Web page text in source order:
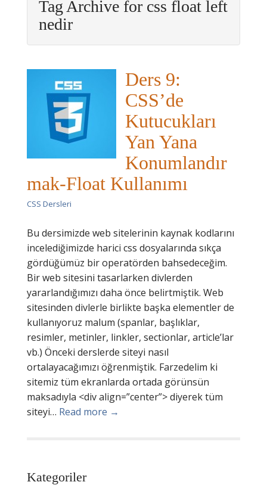
Tag Archive for css float left
nedir
Ders 9:
CSS’de
Kutucukları
Yan Yana
Konumlandır
mak-Float Kullanımı
CSS Dersleri
Bu dersimizde web sitelerinin kaynak kodlarını
incelediğimizde harici css dosyalarında sıkça
gördüğümüz bir operatörden bahsedeceğim.
Bir web sitesini tasarlarken divlerden
yararlandığımızı daha önce belirtmiştik. Web
sitesinden divlerle birlikte başka elementler de
kullanıyoruz malum (spanlar, başlıklar,
resimler, metinler, linkler, sectionlar, article’lar
vb.) Önceki derslerde siteyi nasıl
ortalayacağımızı öğrenmiştik. Farzedelim ki
sitemiz tüm ekranlarda ortada görünsün
maksadıyla <div align=”center”> diyerek tüm
siteyi… Read more →
Kategoriler